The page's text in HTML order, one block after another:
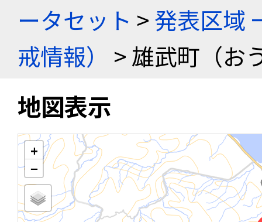
ータセット >発表区域
戒情報）
> 雄武町（お
地図表示
+
−